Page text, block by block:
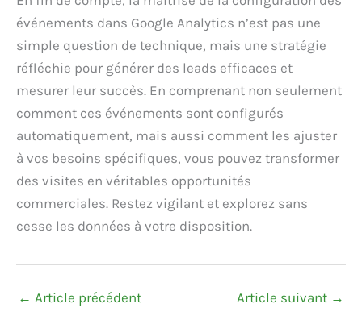
événements dans Google Analytics n’est pas une
simple question de technique, mais une stratégie
réfléchie pour générer des leads efficaces et
mesurer leur succès. En comprenant non seulement
comment ces événements sont configurés
automatiquement, mais aussi comment les ajuster
à vos besoins spécifiques, vous pouvez transformer
des visites en véritables opportunités
commerciales. Restez vigilant et explorez sans
cesse les données à votre disposition.
← Article précédent Article suivant →